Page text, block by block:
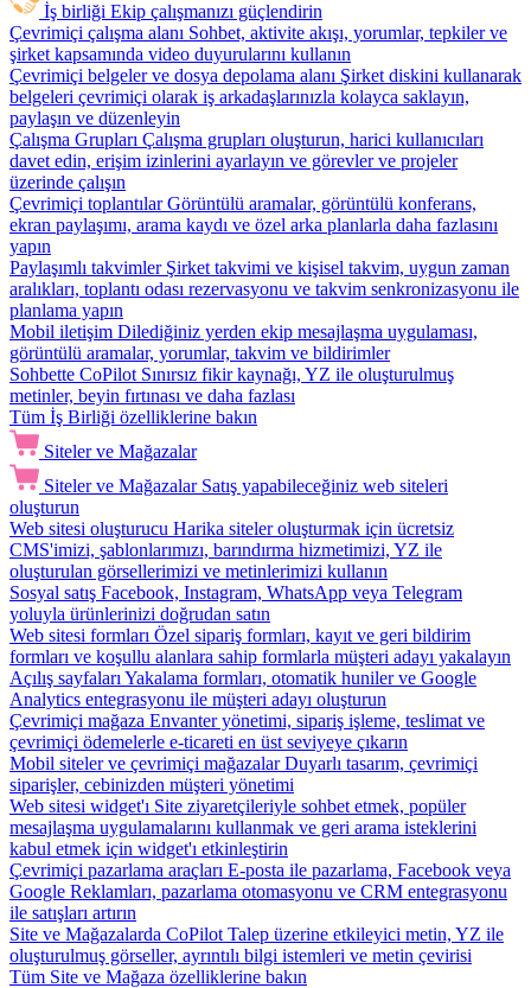
İş birliği Ekip çalışmanızı güçlendirin
Çevrimiçi çalışma alanı Sohbet, aktivite akışı, yorumlar, tepkiler ve
şirket kapsamında video duyurularını kullanın
Çevrimiçi belgeler ve dosya depolama alanı Şirket diskini kullanarak
belgeleri çevrimiçi olarak iş arkadaşlarınızla kolayca saklayın,
paylaşın ve düzenleyin
Çalışma Grupları Çalışma grupları oluşturun, harici kullanıcıları
davet edin, erişim izinlerini ayarlayın ve görevler ve projeler
üzerinde çalışın
Çevrimiçi toplantılar Görüntülü aramalar, görüntülü konferans,
ekran paylaşımı, arama kaydı ve özel arka planlarla daha fazlasını
yapın
Paylaşımlı takvimler Şirket takvimi ve kişisel takvim, uygun zaman
aralıkları, toplantı odası rezervasyonu ve takvim senkronizasyonu ile
planlama yapın
Mobil iletişim Dilediğiniz yerden ekip mesajlaşma uygulaması,
görüntülü aramalar, yorumlar, takvim ve bildirimler
Sohbette CoPilot Sınırsız fikir kaynağı, YZ ile oluşturulmuş
metinler, beyin fırtınası ve daha fazlası
Tüm İş Birliği özelliklerine bakın
Siteler ve Mağazalar
Siteler ve Mağazalar Satış yapabileceğiniz web siteleri
oluşturun
Web sitesi oluşturucu Harika siteler oluşturmak için ücretsiz
CMS'imizi, şablonlarımızı, barındırma hizmetimizi, YZ ile
oluşturulan görsellerimizi ve metinlerimizi kullanın
Sosyal satış Facebook, Instagram, WhatsApp veya Telegram
yoluyla ürünlerinizi doğrudan satın
Web sitesi formları Özel sipariş formları, kayıt ve geri bildirim
formları ve koşullu alanlara sahip formlarla müşteri adayı yakalayın
Açılış sayfaları Yakalama formları, otomatik huniler ve Google
Analytics entegrasyonu ile müşteri adayı oluşturun
Çevrimiçi mağaza Envanter yönetimi, sipariş işleme, teslimat ve
çevrimiçi ödemelerle e-ticareti en üst seviyeye çıkarın
Mobil siteler ve çevrimiçi mağazalar Duyarlı tasarım, çevrimiçi
siparişler, cebinizden müşteri yönetimi
Web sitesi widget'ı Site ziyaretçileriyle sohbet etmek, popüler
mesajlaşma uygulamalarını kullanmak ve geri arama isteklerini
kabul etmek için widget'ı etkinleştirin
Çevrimiçi pazarlama araçları E-posta ile pazarlama, Facebook veya
Google Reklamları, pazarlama otomasyonu ve CRM entegrasyonu
ile satışları artırın
Site ve Mağazalarda CoPilot Talep üzerine etkileyici metin, YZ ile
oluşturulmuş görseller, ayrıntılı bilgi istemleri ve metin çevirisi
Tüm Site ve Mağaza özelliklerine bakın